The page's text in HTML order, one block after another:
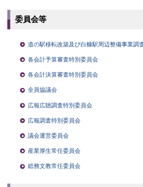
委員会等
道の駅移転改築及び白糠駅周辺整備事業調
各会計予算審査特別委員会
各会計決算審査特別委員会
全員協議会
広報広聴調査特別委員会
広報調査特別委員会
議会運営委員会
産業厚生常任委員会
総務文教常任委員会